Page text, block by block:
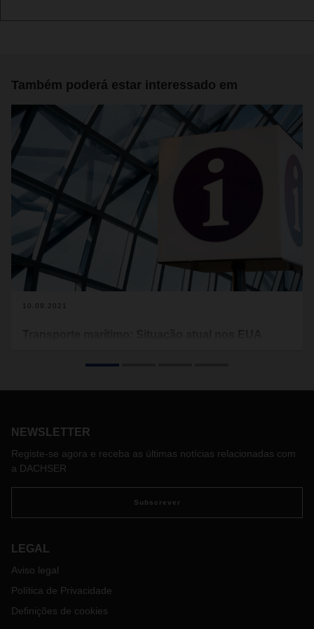
Também poderá estar interessado em
10.09.2021
Congestionamento portuário e ferroviário
Há meses que os EUA têm vindo a registar um
congestionamento histórico no setor dos transportes
estão a trabalhar com equipas reduzidas, o que causa
atrasos na carga e descarga de navios, aumenta o tempo
de paragem e abranda os processos de transporte para os
sobrecarregadas com a situação e debatem-se para
NEWSLETTER
Registe-se agora e receba as últimas notícias relacionadas com
a DACHSER
Subscrever
LEGAL
Aviso legal
Política de Privacidade
Definições de cookies